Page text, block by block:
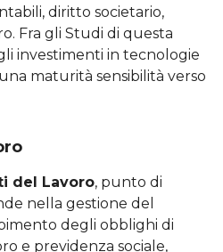
diritto societario,
Fra gli Studi di questa
investimenti in tecnologie
maturità sensibilità verso
del Lavoro, punto di
nella gestione del
degli obblighi di
e previdenza sociale,